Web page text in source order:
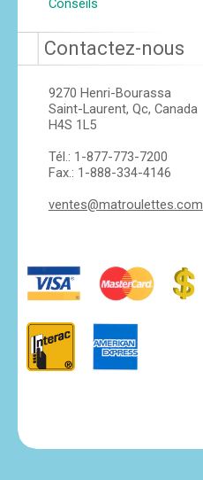
Conseils
Contactez-nous
9270 Henri-Bourassa
Saint-Laurent, Qc, Canada
H4S 1L5
Tél.: 1-877-773-7200
Fax.: 1-888-334-4146
ventes@matroulettes.com